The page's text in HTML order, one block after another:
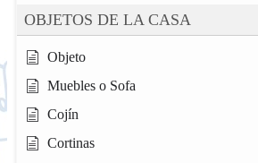
OBJETOS DE LA CASA
Objeto
Muebles o Sofa
Cojín
Cortinas